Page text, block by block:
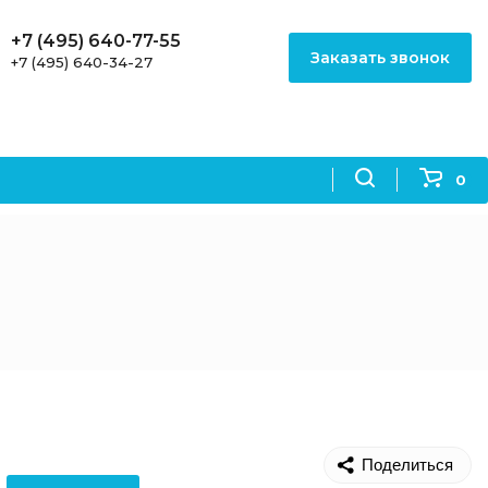
0
+7 (495) 640-77-55
+7 (495) 640-34-27 Заказать звонок
Поделиться